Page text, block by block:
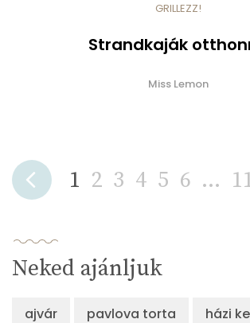
GRILLEZZ!
Strandkaják
Miss Lemon
1 2 3 4 5 6 ...
Neked ajánljuk
ajvár pavlova torta házi